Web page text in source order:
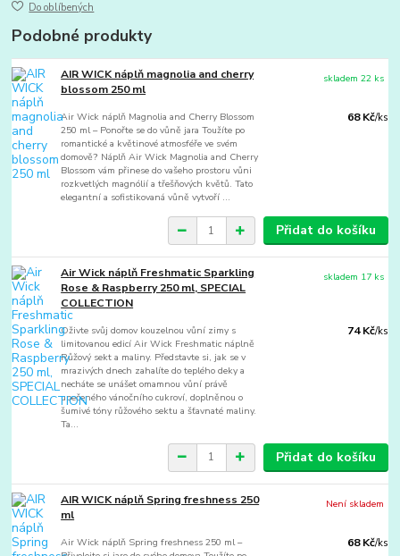
Do oblíbených
Podobné produkty
AIR WICK náplň magnolia and cherry
blossom 250 ml
Air Wick náplň Magnolia and Cherry Blossom
250 ml – Ponořte se do vůně jara Toužíte po
romantické a květinové atmosféře ve svém
domově? Náplň Air Wick Magnolia and Cherry
Blossom vám přinese do vašeho prostoru vůni
rozkvetlých magnólií a třešňových květů. Tato
elegantní a sofistikovaná vůně vytvoří ...
68 Kč/ks
skladem 22 ks
Přidat do košíku
Air Wick náplň Freshmatic Sparkling
Rose & Raspberry 250 ml, SPECIAL
COLLECTION
Oživte svůj domov kouzelnou vůní zimy s
limitovanou edicí Air Wick Freshmatic náplně
Růžový sekt a maliny. Představte si, jak se v
mrazivých dnech zahalíte do teplého deky a
necháte se unášet omamnou vůní právě
upečeného vánočního cukroví, doplněnou o
šumivé tóny růžového sektu a šťavnaté maliny.
Ta...
74 Kč/ks
skladem 17 ks
Přidat do košíku
AIR WICK náplň Spring freshness 250
ml
Air Wick náplň Spring freshness 250 ml –
68 Kč/ks
Není skladem